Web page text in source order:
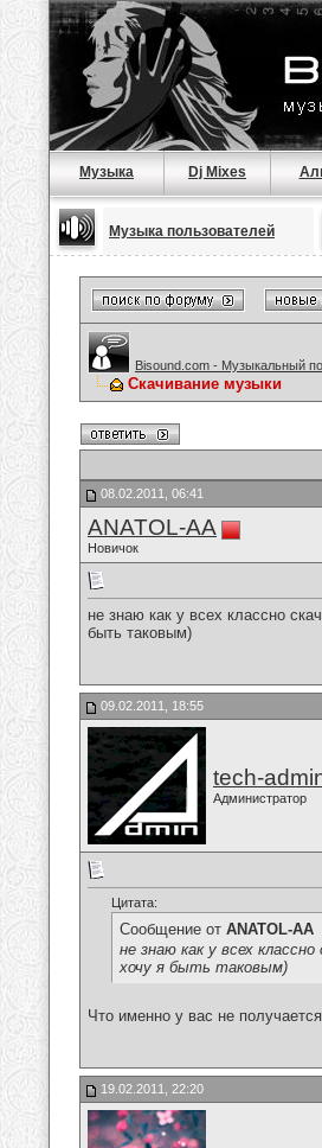
Музыка Dj Mixes
Музыка пользователей
Bisound.com - Музыкальный
Скачивание музыки
08.02.2011, 06:41
ANATOL-AA
Новичок
не знаю как у всех классно
быть таковым)
09.02.2011, 18:55
tech-
Администратор
Цитата:
Сообщение от ANATOL-AA
не знаю как у всех
хочу я быть таковым)
Что именно у вас не
19.02.2011, 22:20